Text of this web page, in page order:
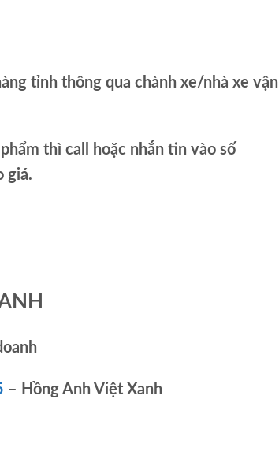
tỉnh thông qua chành xe/nhà xe vận
thì call hoặc nhắn tin vào số
giá.
– Hồng Anh Việt Xanh